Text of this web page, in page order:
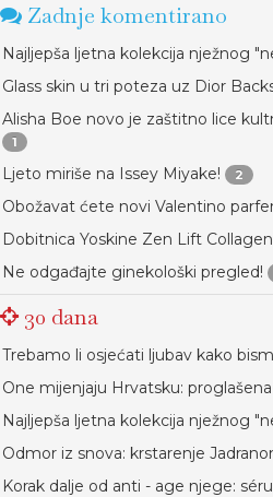
Zadnje komentirano
Najljepša ljetna kolekcija nježnog
Glass skin u tri poteza uz Dior
Alisha Boe novo je zaštitno lice
1
Ljeto miriše na Issey Miyake! 2
Obožavat ćete novi Valentino
Dobitnica Yoskine Zen Lift
Ne odgađajte ginekološki pregled!
30 dana
Trebamo li osjećati ljubav kako
One mijenjaju Hrvatsku:
Najljepša ljetna kolekcija nježnog
Odmor iz snova: krstarenje
Korak dalje od anti - age njege: